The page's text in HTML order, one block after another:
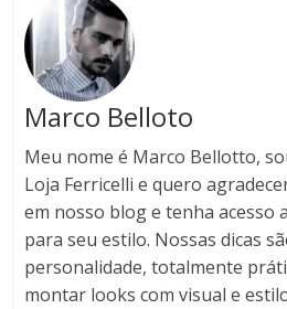
Marco Belloto
Meu nome é Marco Bellotto,
Loja Ferricelli e quero
em nosso blog e tenha acesso
para seu estilo. Nossas dicas
personalidade, totalmente
montar looks com visual e